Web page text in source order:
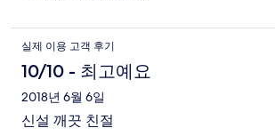
실제 이용 고객 후기
10/10 - 최고예요
2018년 6월 6일
신설 깨끗 친절